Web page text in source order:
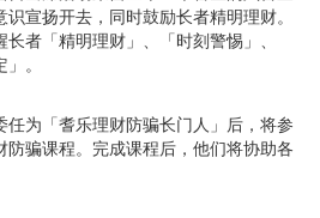
宣扬开去，同时鼓励长者精明理财。
者「精明理财」、「时刻警惕」、
。
为「耆乐理财防骗长门人」后，将参
骗课程。完成课程后，他们将协助各